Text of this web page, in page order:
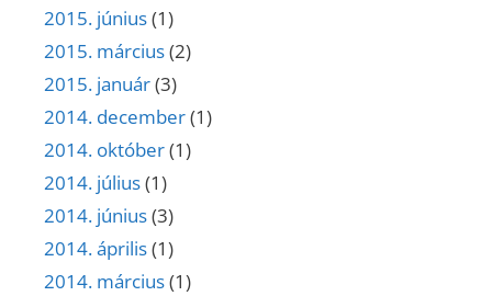
2015. június(1)
2015. március(2)
2015. január(3)
2014. december(1)
2014. október(1)
2014. július(1)
2014. június(3)
2014. április(1)
2014. március(1)